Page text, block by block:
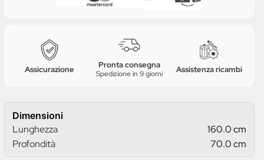
Assicurazione Pronta consegna
Spedizione in 9 giorni Assistenza ricambi
Dimensioni
Lunghezza
160.0 cm
Profondità
70.0 cm